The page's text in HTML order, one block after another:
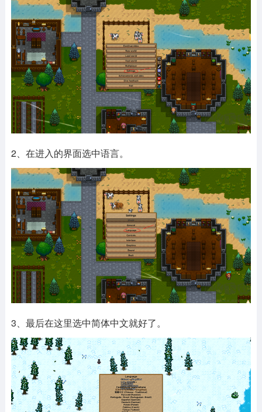
2、在进入的界面选中语言。
3、最后在这里选中简体中文就好了。